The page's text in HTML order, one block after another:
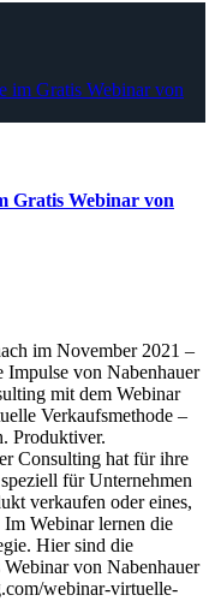
im Gratis Webinar von
Gratis Webinar von
im November 2021 –
Impulse von Nabenhauer
mit dem Webinar
Verkaufsmethode –
Produktiver.
Consulting hat für ihre
für Unternehmen
verkaufen oder eines,
Im Webinar lernen die
Hier sind die
von Nabenhauer
webinar-virtuelle-